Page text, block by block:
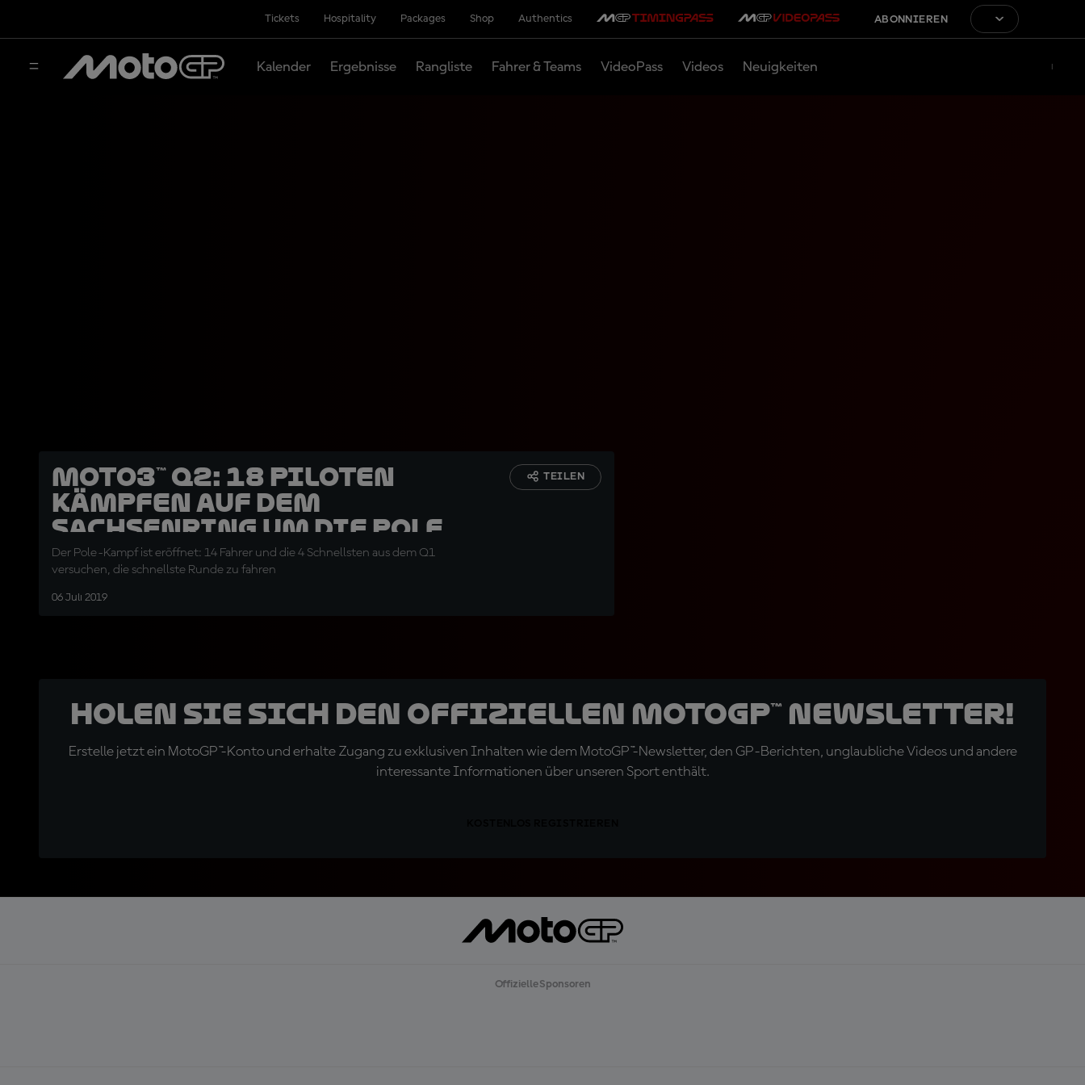
Tickets Hospitality Packages Shop Authentics ABONNIEREN
Kalender Ergebnisse Rangliste Fahrer & Teams VideoPass Videos Neuigkeiten
Moto3™ Q2: 18 Piloten
kämpfen auf dem
Sachsenring um die Pole
Der Pole-Kampf ist eröffnet: 14 Fahrer und die 4 Schnellsten aus dem Q1
versuchen, die schnellste Runde zu fahren
06 Juli 2019
TEILEN
Holen Sie sich den offiziellen MotoGP™ Newsletter!
Erstelle jetzt ein MotoGP™-Konto und erhalte Zugang zu exklusiven Inhalten wie dem MotoGP™-Newsletter, den GP-Berichten, unglaubliche Videos und andere
interessante Informationen über unseren Sport enthält.
Offizielle Sponsoren